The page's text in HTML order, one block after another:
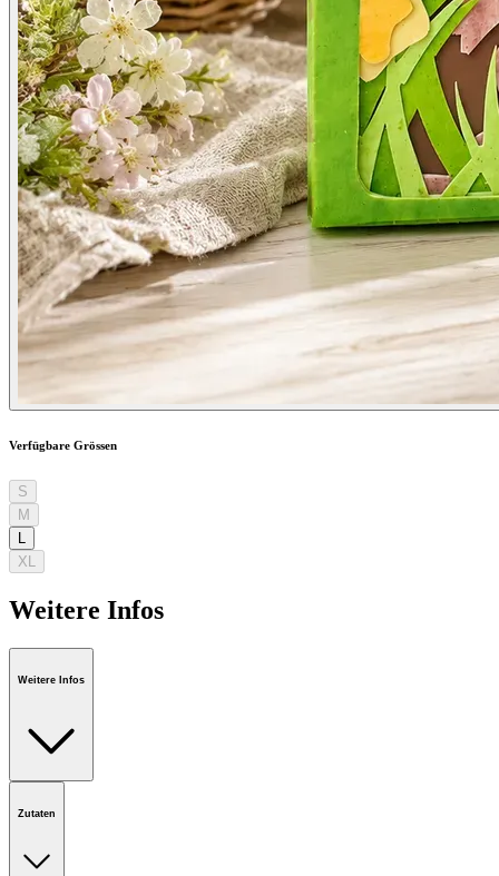
Verfügbare Grössen
S
M
XL
Weitere Infos
Weitere Infos
Zutaten